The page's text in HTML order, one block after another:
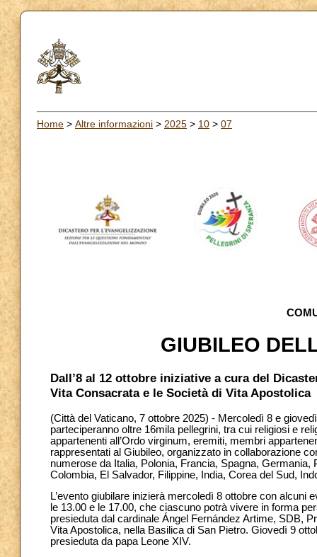
Home > Altre informazioni > 2025 > 10 > 07
GIUBILEO
Dall’8 al 12 ottobre iniziative a cura del
Vita Consacrata e le Società di Vita Apostolica
(Città del Vaticano, 7 ottobre 2025) - Mercoledì 8 e
parteciperanno oltre 16mila pellegrini, tra cui religiosi e
appartenenti all’Ordo virginum, eremiti, membri
rappresentati al Giubileo, organizzato in collaborazione
numerose da Italia, Polonia, Francia, Spagna,
Colombia, El Salvador, Filippine, India, Corea del Sud,
L’evento giubilare inizierà mercoledì 8 ottobre con alcuni
le 13.00 e le 17.00, che ciascuno potrà vivere in forma
presieduta dal cardinale Ángel Fernández Artime, SDB,
Vita Apostolica, nella Basilica di San Pietro. Giovedì 9
presieduta da papa Leone XIV.